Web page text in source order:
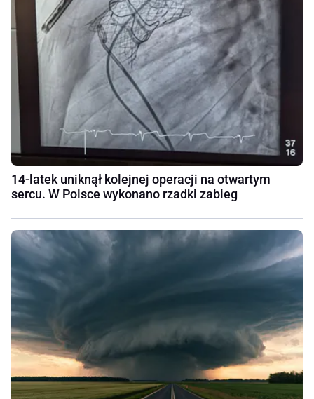
14-latek uniknął kolejnej operacji na otwartym
sercu. W Polsce wykonano rzadki zabieg